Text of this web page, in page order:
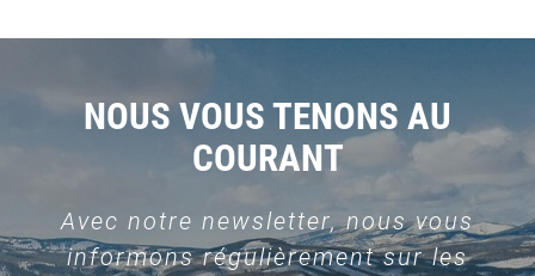
NOUS VOUS TENONS AU
COURANT
Avec notre newsletter, nous vous
informons régulièrement sur les